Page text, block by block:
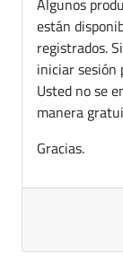
están
registrados.
iniciar sesión
Usted no se
manera
Gracias.